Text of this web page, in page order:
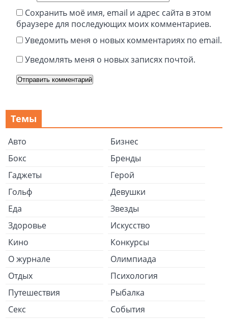
Сохранить моё имя, email и адрес сайта в этом
браузере для последующих моих комментариев.
Уведомить меня о новых комментариях по email.
Уведомлять меня о новых записях почтой.
Темы
Авто
Бизнес
Бокс
Бренды
Гаджеты
Герой
Гольф
Девушки
Еда
Звезды
Здоровье
Искусство
Кино
Конкурсы
О журнале
Олимпиада
Отдых
Психология
Путешествия
Рыбалка
Секс
События